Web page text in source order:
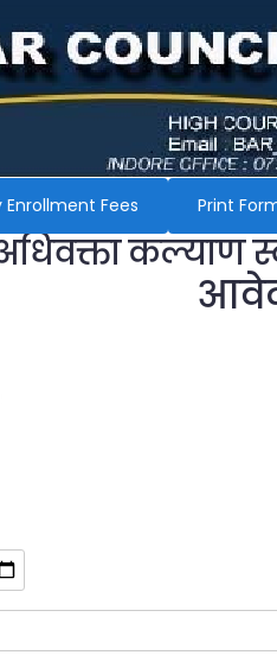
Enrollment Fees Print
कल्याण